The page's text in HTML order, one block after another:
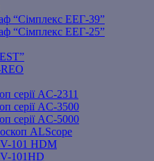
“Сімплекс ЕЕГ-39”
“Сімплекс ЕЕГ-25”
серії AC-2311
серії AC-3500
серії AC-5000
ALScope
101 HDM
101HD